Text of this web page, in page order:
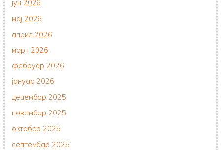
јун 2026
мај 2026
април 2026
март 2026
фебруар 2026
јануар 2026
децембар 2025
новембар 2025
октобар 2025
септембар 2025